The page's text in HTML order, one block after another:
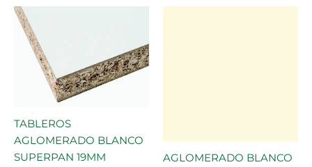
TABLEROS
AGLOMERADO BLANCO
SUPERPAN 19MM
AGLOMERADO BLANCO